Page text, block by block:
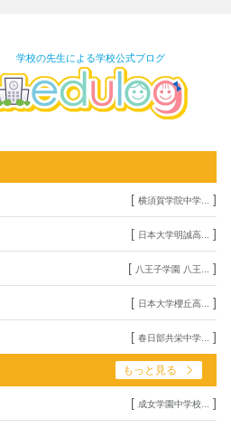
学校の先生による学校公式ブログ
[ 横須賀学院中学... ]
[ 日本大学明誠高... ]
[ 八王子学園 八王... ]
[ 日本大学櫻丘高... ]
[ 春日部共栄中学... ]
もっと見る
[ 成女学園中学校... ]